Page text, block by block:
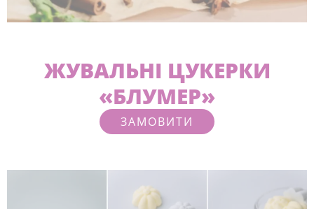
ЖУВАЛЬНІ ЦУКЕРКИ
«БЛУМЕР»
ЗАМОВИТИ